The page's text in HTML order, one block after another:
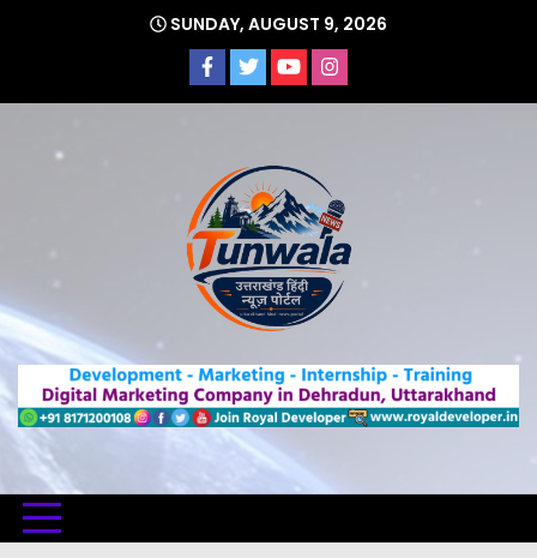
SUNDAY, AUGUST 9, 2026
Uttarakhand Hindi News Portal